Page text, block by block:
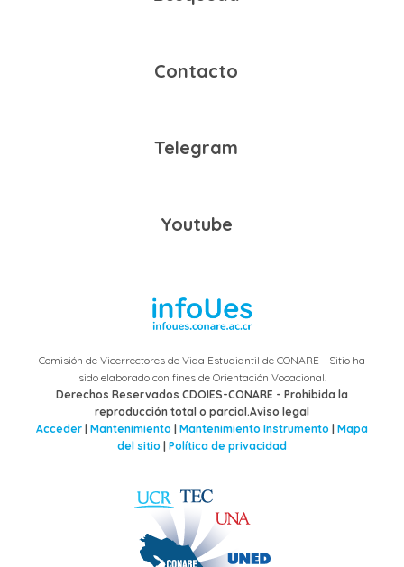
Contacto
Telegram
Youtube
Comisión de Vicerrectores de Vida Estudiantil de CONARE - Sitio ha
sido elaborado con fines de Orientación Vocacional.
Derechos Reservados CDOIES-CONARE - Prohibida la
reproducción total o parcial.Aviso legal
Acceder Mantenimiento Mantenimiento Instrumento Mapa
del sitio Política de privacidad